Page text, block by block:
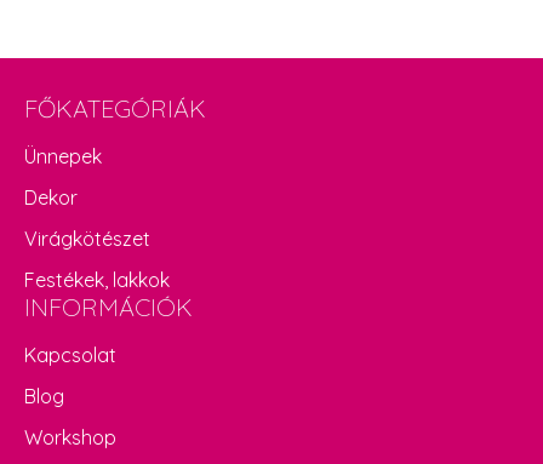
FŐKATEGÓRIÁK
Ünnepek
Dekor
Virágkötészet
Festékek, lakkok
INFORMÁCIÓK
Kapcsolat
Blog
Workshop